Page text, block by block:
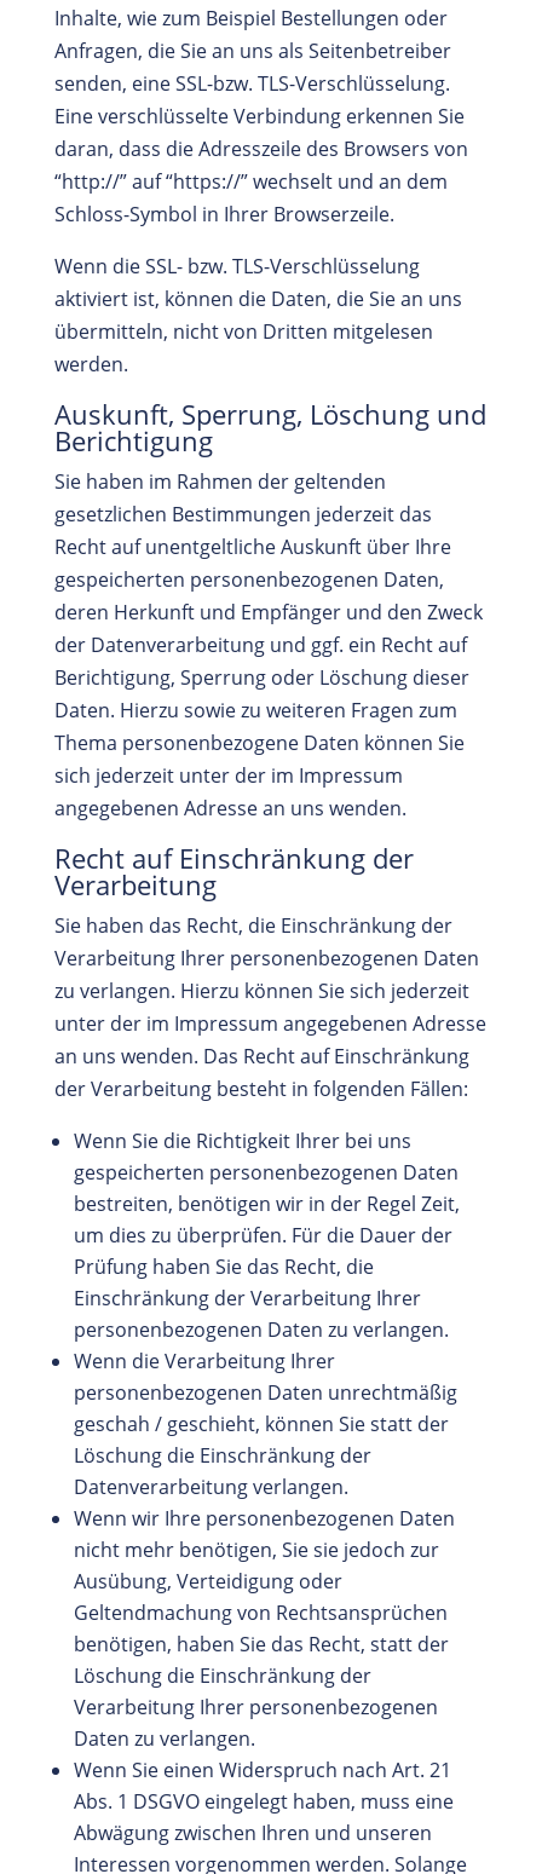
Inhalte, wie zum Beispiel Bestellungen oder
Anfragen, die Sie an uns als Seitenbetreiber
senden, eine SSL-bzw. TLS-Verschlüsselung.
Eine verschlüsselte Verbindung erkennen Sie
daran, dass die Adresszeile des Browsers von
“http://” auf “https://” wechselt und an dem
Schloss-Symbol in Ihrer Browserzeile.
Wenn die SSL- bzw. TLS-Verschlüsselung
aktiviert ist, können die Daten, die Sie an uns
übermitteln, nicht von Dritten mitgelesen
werden.
Auskunft, Sperrung, Löschung und
Berichtigung
Sie haben im Rahmen der geltenden
gesetzlichen Bestimmungen jederzeit das
Recht auf unentgeltliche Auskunft über Ihre
gespeicherten personenbezogenen Daten,
deren Herkunft und Empfänger und den Zweck
der Datenverarbeitung und ggf. ein Recht auf
Berichtigung, Sperrung oder Löschung dieser
Daten. Hierzu sowie zu weiteren Fragen zum
Thema personenbezogene Daten können Sie
sich jederzeit unter der im Impressum
angegebenen Adresse an uns wenden.
Recht auf Einschränkung der
Verarbeitung
Sie haben das Recht, die Einschränkung der
Verarbeitung Ihrer personenbezogenen Daten
zu verlangen. Hierzu können Sie sich jederzeit
unter der im Impressum angegebenen Adresse
an uns wenden. Das Recht auf Einschränkung
der Verarbeitung besteht in folgenden Fällen:
Wenn Sie die Richtigkeit Ihrer bei uns
gespeicherten personenbezogenen Daten
bestreiten, benötigen wir in der Regel Zeit,
um dies zu überprüfen. Für die Dauer der
Prüfung haben Sie das Recht, die
Einschränkung der Verarbeitung Ihrer
personenbezogenen Daten zu verlangen.
Wenn die Verarbeitung Ihrer
personenbezogenen Daten unrechtmäßig
geschah / geschieht, können Sie statt der
Löschung die Einschränkung der
Datenverarbeitung verlangen.
Wenn wir Ihre personenbezogenen Daten
nicht mehr benötigen, Sie sie jedoch zur
Ausübung, Verteidigung oder
Geltendmachung von Rechtsansprüchen
benötigen, haben Sie das Recht, statt der
Löschung die Einschränkung der
Verarbeitung Ihrer personenbezogenen
Daten zu verlangen.
Wenn Sie einen Widerspruch nach Art. 21
Abs. 1 DSGVO eingelegt haben, muss eine
Abwägung zwischen Ihren und unseren
Interessen vorgenommen werden. Solange